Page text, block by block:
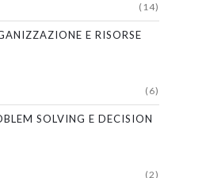
(14)
E RISORSE
(6)
SOLVING E DECISION
(2)